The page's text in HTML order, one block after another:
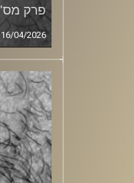
פרק מס' 360
16/04/2026